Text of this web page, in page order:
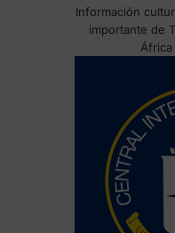
Información
importante de